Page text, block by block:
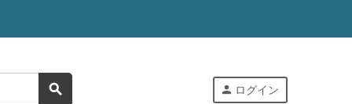
search person ログイン